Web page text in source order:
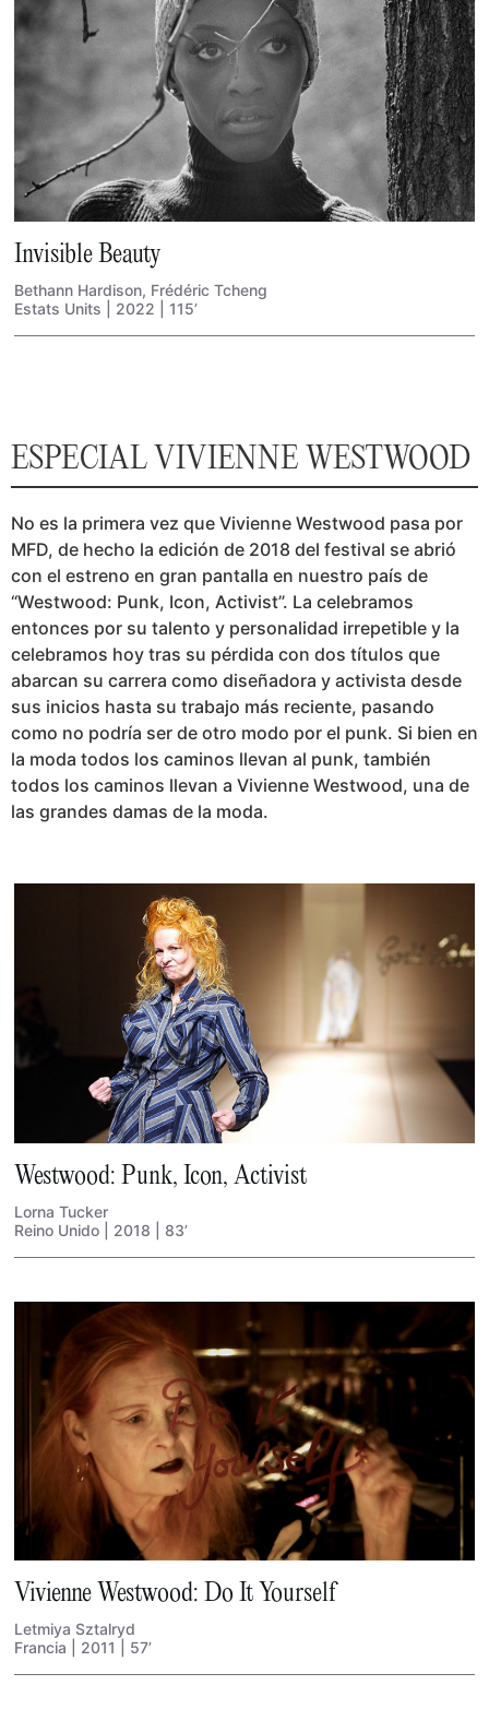
Invisible Beauty
Bethann Hardison, Frédéric Tcheng
Estats Units | 2022 | 115’
ESPECIAL VIVIENNE WESTWOOD
No es la primera vez que Vivienne Westwood pasa por
MFD, de hecho la edición de 2018 del festival se abrió
con el estreno en gran pantalla en nuestro país de
“Westwood: Punk, Icon, Activist”. La celebramos
entonces por su talento y personalidad irrepetible y la
celebramos hoy tras su pérdida con dos títulos que
abarcan su carrera como diseñadora y activista desde
sus inicios hasta su trabajo más reciente, pasando
como no podría ser de otro modo por el punk. Si bien en
la moda todos los caminos llevan al punk, también
todos los caminos llevan a Vivienne Westwood, una de
las grandes damas de la moda.
Westwood: Punk, Icon, Activist
Lorna Tucker
Reino Unido | 2018 | 83’
Vivienne Westwood: Do It Yourself
Letmiya Sztalryd
Francia | 2011 | 57’